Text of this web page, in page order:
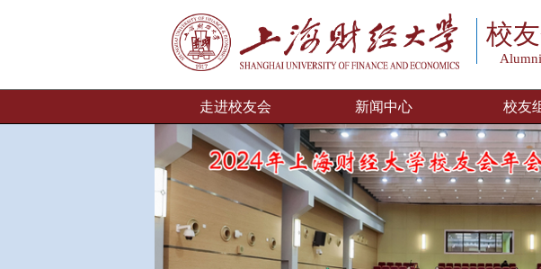
校
走进校友会 新闻中心 校友